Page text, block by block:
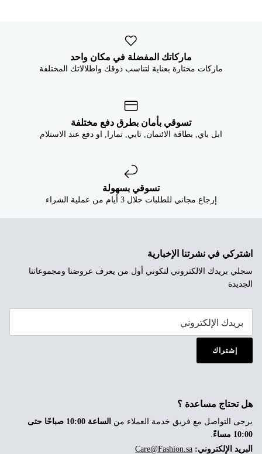
ماركاتك المفضلة في مكان واحد
ماركات مختارة بعناية لتناسب ذوقك واطلالاتك المختلفة
تسوقي بأمان بطرق دفع مختلفة
ابل باي, بطاقة الائتمان, تابي, تمارا, او دفع عند الاستلام
تسوقي بسهولة
إرجاع مجاني للطلبات خلال 3 أيام من عملية الشراء
اشتركي في نشرتنا الإخبارية
سجلي بريدك الالكتروني لتكوني أول من يعرف عروضنا ومجموعاتنا
الجديدة
إشتراك
هل تحتاج مساعدة ؟
يرجى التواصل مع فريق خدمة العملاء من
الساعة 10:00 صباحًا حتى
10:00 مساءً
البريد الإلكتروني: Care@Fashion.sa